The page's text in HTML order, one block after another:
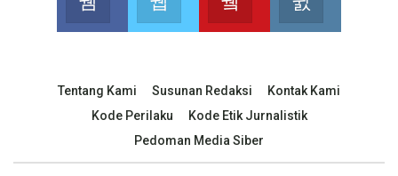
Join us on FacebookJoin us on TwitterJoin us on Youtube
Tentang Kami Susunan Redaksi
Kontak Kami
Kode Perilaku
Kode Etik Jurnalistik
Pedoman Media Siber